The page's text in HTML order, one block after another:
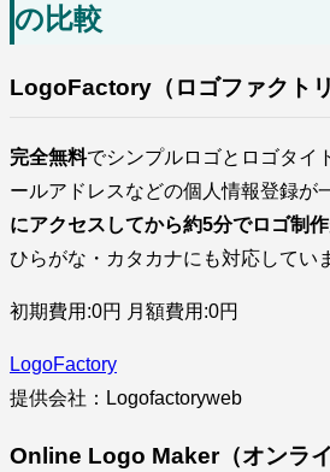
の比較
LogoFactory（ロゴファクトリ
完全無料でシンプルロゴとロゴタイ
ールアドレスなどの個人情報登録が
にアクセスしてから約5分でロゴ制作
ひらがな・カタカナにも対応してい
初期費用:0円 月額費用:0円
LogoFactory
提供会社：Logofactoryweb
Online Logo Maker（オンライ